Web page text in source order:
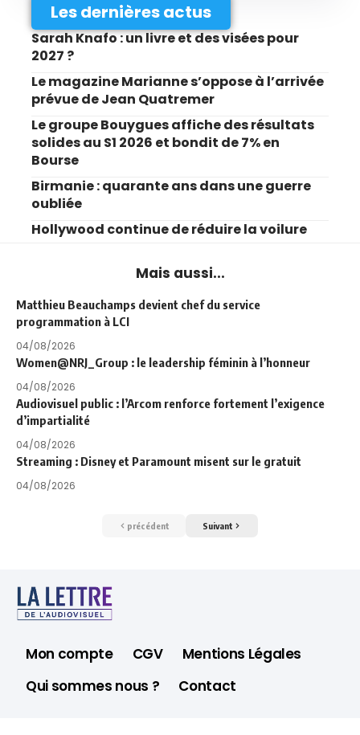
Les dernières actus
Sarah Knafo : un livre et des visées pour
2027 ?
Le magazine Marianne s’oppose à l’arrivée
prévue de Jean Quatremer
Le groupe Bouygues affiche des résultats
solides au S1 2026 et bondit de 7% en
Bourse
Birmanie : quarante ans dans une guerre
oubliée
Hollywood continue de réduire la voilure
Mais aussi...
Matthieu Beauchamps devient chef du service
programmation à LCI
04/08/2026
Women@NRJ_Group : le leadership féminin à l’honneur
04/08/2026
Audiovisuel public : l’Arcom renforce fortement l’exigence
d’impartialité
04/08/2026
Streaming : Disney et Paramount misent sur le gratuit
04/08/2026
précédent Suivant
Mon compte CGV
Mentions Légales
Qui sommes nous ?
Contact